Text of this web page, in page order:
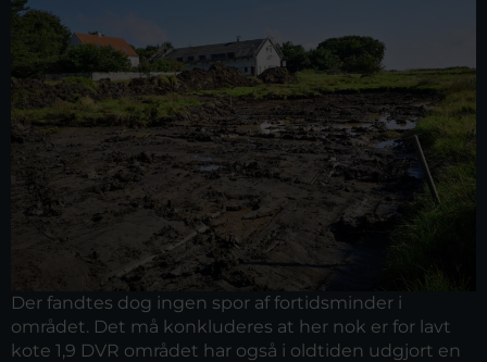
Der fandtes dog ingen spor af fortidsminder i
området. Det må konkluderes at her nok er for lavt
kote 1,9 DVR området har også i oldtiden udgjort en